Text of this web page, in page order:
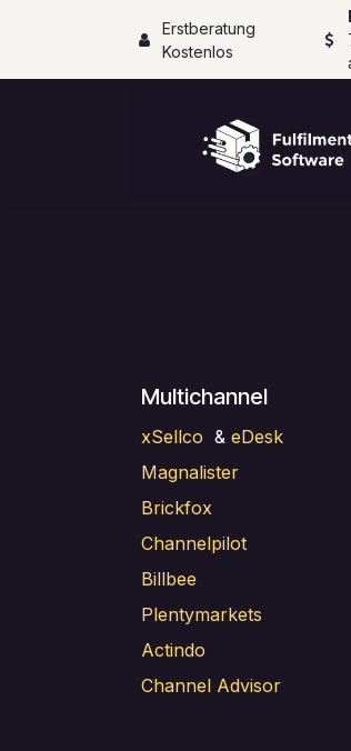
Erstberatung
Kostenlos
Multichannel
xSellco & eDesk
Magnalister
Brickfox
Channelpilot
Billbee
Plentymarkets
Actindo
Channel Advisor